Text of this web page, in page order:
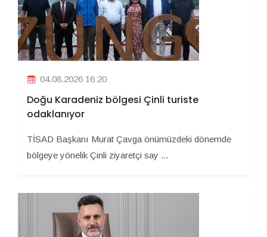
04.08.2026 16:20
Doğu Karadeniz bölgesi Çinli turiste
odaklanıyor
TİSAD Başkanı Murat Çavga önümüzdeki dönemde
bölgeye yönelik Çinli ziyaretçi say ...